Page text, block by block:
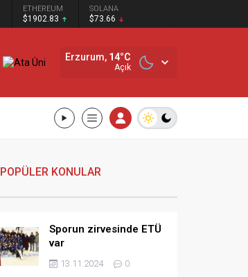
STERLİN
64,2043
BIST 100
13.703,13
Erzurum, 14°C
Açık
POPÜLER KONULAR
Sporun zirvesinde ETÜ
var
13.11.2024 0